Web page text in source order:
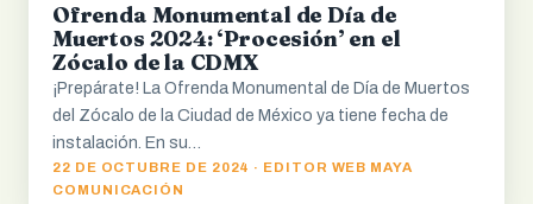
Ofrenda Monumental de Día de
Muertos 2024: ‘Procesión’ en el
Zócalo de la CDMX
¡Prepárate! La Ofrenda Monumental de Día de Muertos
del Zócalo de la Ciudad de México ya tiene fecha de
instalación. En su…
22 DE OCTUBRE DE 2024 · EDITOR WEB MAYA
COMUNICACIÓN